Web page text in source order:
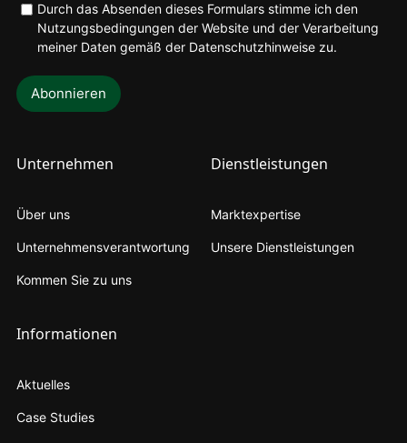
Durch das Absenden dieses Formulars stimme ich den
Nutzungsbedingungen der Website und der Verarbeitung
meiner Daten gemäß der Datenschutzhinweise zu.
Unternehmen
Über uns
Unternehmensverantwortung
Kommen Sie zu uns
Dienstleistungen
Marktexpertise
Unsere Dienstleistungen
Informationen
Aktuelles
Case Studies